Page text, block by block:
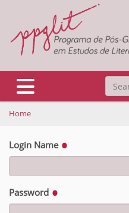
Search
Toggle navigation
Home
Login Name
Password